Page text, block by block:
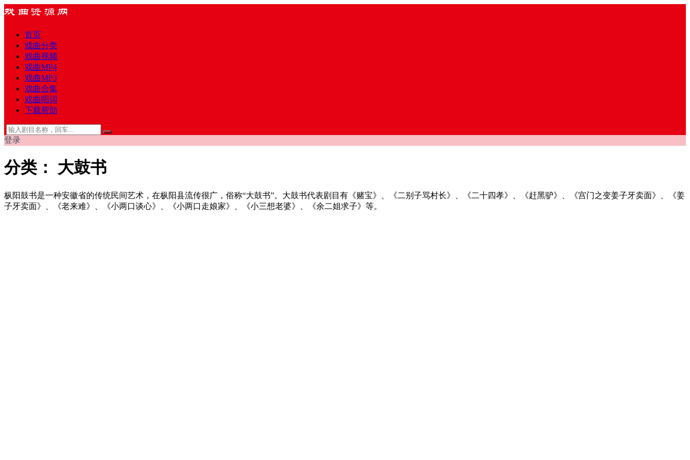
首页
戏曲分类
戏曲视频
戏曲MP4
戏曲MP3
戏曲合集
戏曲唱词
下载帮助
登录
分类： 大鼓书
枞阳鼓书是一种安徽省的传统民间艺术，在枞阳县流传很广，俗称“大鼓书”。大鼓书代表剧目有《赌宝》、《二别子骂村长》、《二十四孝》、《赶黑驴》、《宫门之变姜子牙卖面》、《姜
子牙卖面》、《老来难》、《小两口谈心》、《小两口走娘家》、《小三想老婆》、《余二姐求子》等。